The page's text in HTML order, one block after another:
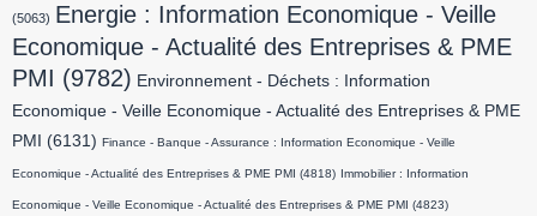
(5063) Energie : Information Economique - Veille
Economique - Actualité des Entreprises & PME
PMI (9782) Environnement - Déchets : Information
Economique - Veille Economique - Actualité des Entreprises & PME
PMI
(6131) Finance - Banque - Assurance : Information Economique - Veille
Economique - Actualité des Entreprises & PME PMI (4818) Immobilier : Information
Economique - Veille Economique - Actualité des Entreprises & PME PMI (4823)